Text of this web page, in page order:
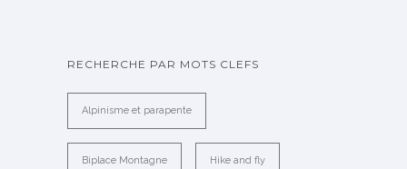
RECHERCHE PAR MOTS CLEFS
Alpinisme et parapente
Biplace Montagne Hike and fly